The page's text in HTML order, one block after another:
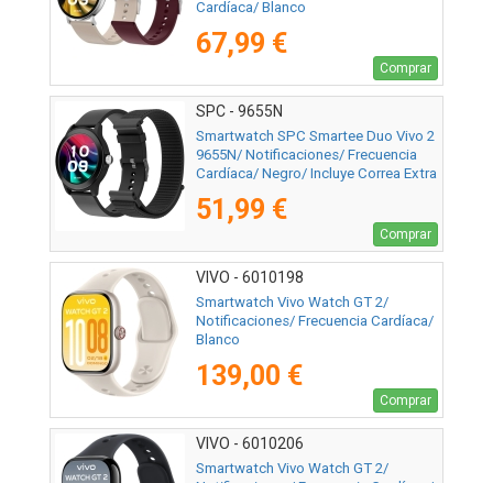
Cardíaca/ Blanco
67,99 €
Comprar
SPC - 9655N
Smartwatch SPC Smartee Duo Vivo 2
9655N/ Notificaciones/ Frecuencia
Cardíaca/ Negro/ Incluye Correa Extra
51,99 €
Comprar
VIVO - 6010198
Smartwatch Vivo Watch GT 2/
Notificaciones/ Frecuencia Cardíaca/
Blanco
139,00 €
Comprar
VIVO - 6010206
Smartwatch Vivo Watch GT 2/